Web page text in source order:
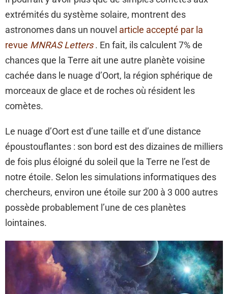
extrémités du système solaire, montrent des
astronomes dans un nouvel article accepté par la
revue MNRAS Letters. En fait, ils calculent 7% de
chances que la Terre ait une autre planète voisine
cachée dans le nuage d’Oort, la région sphérique de
morceaux de glace et de roches où résident les
comètes.
Le nuage d’Oort est d’une taille et d’une distance
époustouflantes : son bord est des dizaines de milliers
de fois plus éloigné du soleil que la Terre ne l’est de
notre étoile. Selon les simulations informatiques des
chercheurs, environ une étoile sur 200 à 3 000 autres
possède probablement l’une de ces planètes
lointaines.